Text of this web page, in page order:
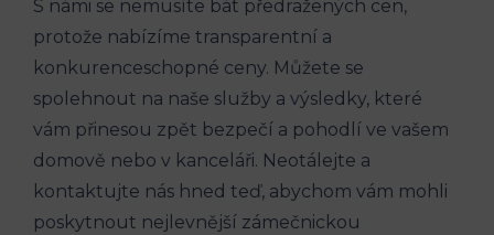
S námi se nemusíte bát předražených cen,
protože nabízíme transparentní a
konkurenceschopné ceny. Můžete se
spolehnout na naše služby a výsledky, které
vám přinesou zpět bezpečí a pohodlí ve vašem
domově nebo v kanceláři. Neotálejte a
kontaktujte nás hned teď, abychom vám mohli
poskytnout nejlevnější zámečnickou